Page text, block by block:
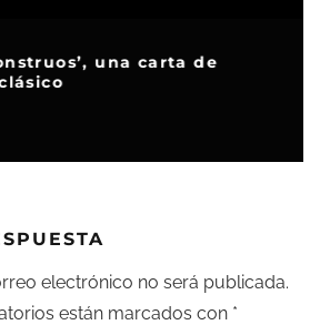
una carta de
electrónico no será publicada.
están marcados con *